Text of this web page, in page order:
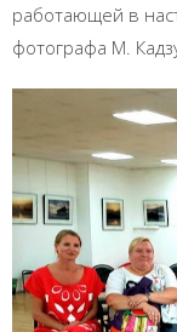
работающей в
фотографа М.